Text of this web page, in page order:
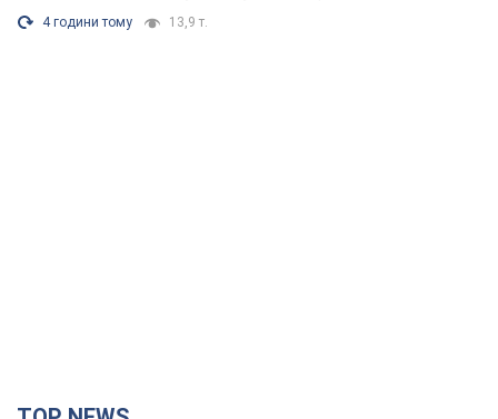
4 години тому 13,9 т.